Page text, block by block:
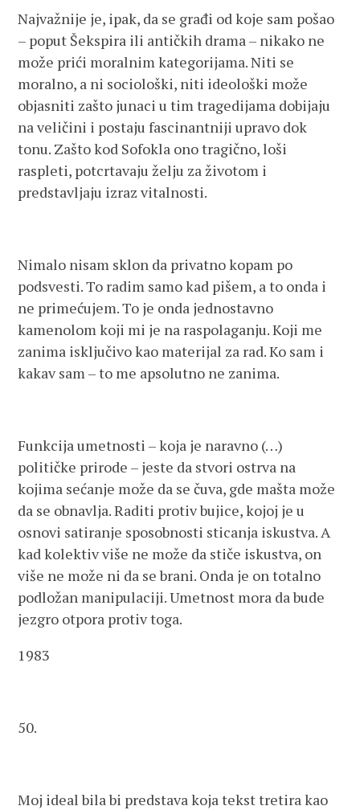
Najvažnije je, ipak, da se građi od koje sam pošao
– poput Šekspira ili antičkih drama – nikako ne
može prići moralnim kategorijama. Niti se
moralno, a ni sociološki, niti ideološki može
objasniti zašto junaci u tim tragedijama dobijaju
na veličini i postaju fascinantniji upravo dok
tonu. Zašto kod Sofokla ono tragično, loši
raspleti, potcrtavaju želju za životom i
predstavljaju izraz vitalnosti.
Nimalo nisam sklon da privatno kopam po
podsvesti. To radim samo kad pišem, a to onda i
ne primećujem. To je onda jednostavno
kamenolom koji mi je na raspolaganju. Koji me
zanima isključivo kao materijal za rad. Ko sam i
kakav sam – to me apsolutno ne zanima.
Funkcija umetnosti – koja je naravno (…)
političke prirode – jeste da stvori ostrva na
kojima sećanje može da se čuva, gde mašta može
da se obnavlja. Raditi protiv bujice, kojoj je u
osnovi satiranje sposobnosti sticanja iskustva. A
kad kolektiv više ne može da stiče iskustva, on
više ne može ni da se brani. Onda je on totalno
podložan manipulaciji. Umetnost mora da bude
jezgro otpora protiv toga.
1983
50.
Moj ideal bila bi predstava koja tekst tretira kao